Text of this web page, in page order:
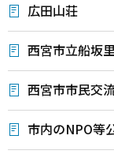
広田山荘
西宮市立船坂
西宮市市民交
市内のNPO等